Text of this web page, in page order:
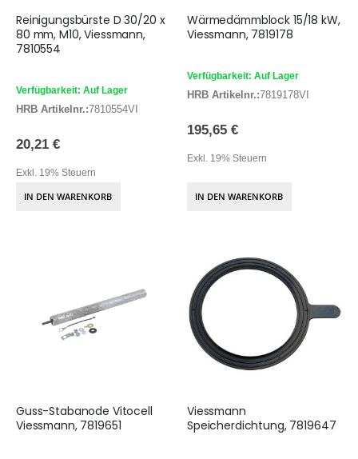
Reinigungsbürste D 30/20 x
80 mm, M10, Viessmann,
7810554
Verfügbarkeit: Auf Lager
HRB Artikelnr.:7810554VI
20,21 €
Exkl. 19% Steuern
IN DEN WARENKORB
Wärmedämmblock 15/18 kW,
Viessmann, 7819178
Verfügbarkeit: Auf Lager
HRB Artikelnr.:7819178VI
195,65 €
Exkl. 19% Steuern
IN DEN WARENKORB
Guss-Stabanode Vitocell
Viessmann, 7819651
Viessmann
Speicherdichtung, 7819647